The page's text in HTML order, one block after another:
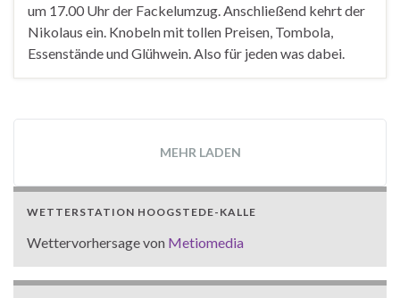
um 17.00 Uhr der Fackelumzug. Anschließend kehrt der
Nikolaus ein. Knobeln mit tollen Preisen, Tombola,
Essenstände und Glühwein. Also für jeden was dabei.
MEHR LADEN
WETTERSTATION HOOGSTEDE-KALLE
Wettervorhersage von Metiomedia